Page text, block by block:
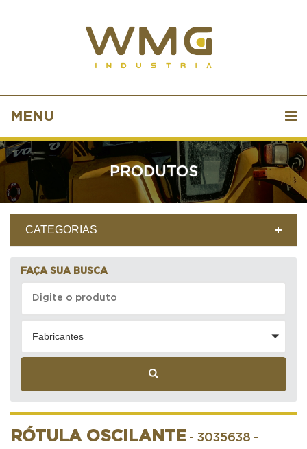
MENU
PRODUTOS
CATEGORIAS
FAÇA SUA BUSCA
Fabricantes
RÓTULA OSCILANTE - 3035638 -